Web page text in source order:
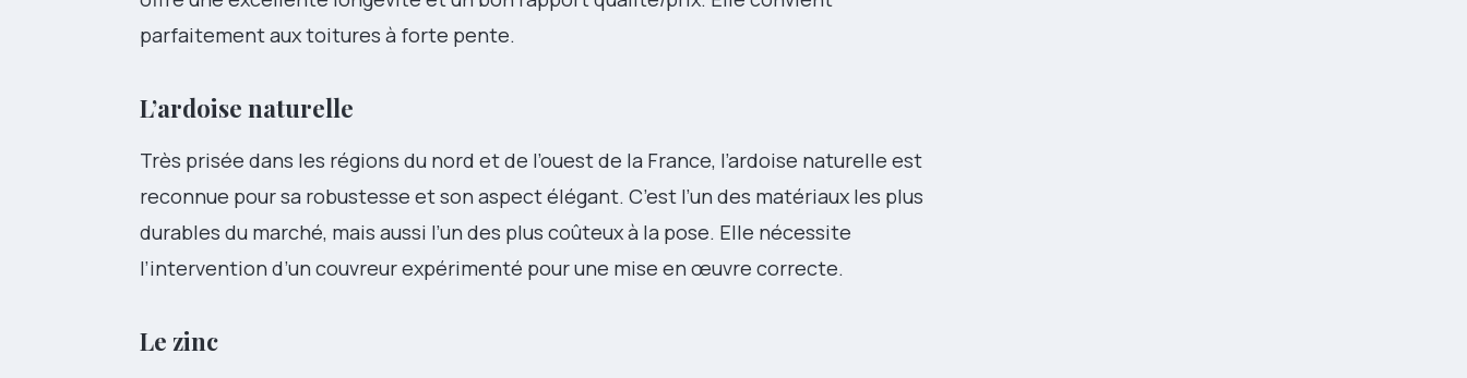
parfaitement aux toitures à forte pente.
L’ardoise naturelle
Très prisée dans les régions du nord et de l’ouest de la France, l’ardoise naturelle est
reconnue pour sa robustesse et son aspect élégant. C’est l’un des matériaux les plus
durables du marché, mais aussi l’un des plus coûteux à la pose. Elle nécessite
l’intervention d’un couvreur expérimenté pour une mise en œuvre correcte.
Le zinc